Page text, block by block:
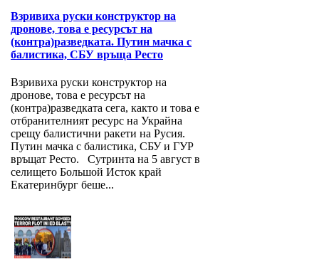
Взривиха руски конструктор на
дронове, това е ресурсът на
(контра)разведката. Путин мачка с
балистика, СБУ връща Ресто
Взривиха руски конструктор на
дронове, това е ресурсът на
(контра)разведката сега, както и това е
отбранителният ресурс на Украйна
срещу балистични ракети на Русия.
Путин мачка с балистика, СБУ и ГУР
връщат Ресто. Сутринта на 5 август в
селището Большой Исток край
Екатеринбург беше...